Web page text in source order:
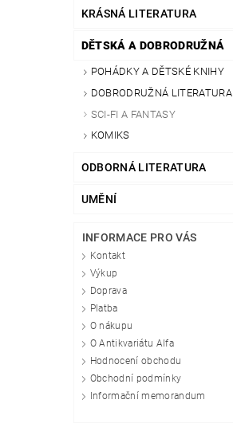
KRÁSNÁ LITERATURA
DĚTSKÁ A DOBRODRUŽNÁ
POHÁDKY A DĚTSKÉ KNIHY
DOBRODRUŽNÁ LITERATURA
SCI-FI A FANTASY
KOMIKS
ODBORNÁ LITERATURA
UMĚNÍ
INFORMACE PRO VÁS
Kontakt
Výkup
Doprava
Platba
O nákupu
O Antikvariátu Alfa
Hodnocení obchodu
Obchodní podmínky
Informační memorandum